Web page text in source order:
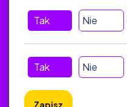
Tak Nie
Tak Nie
Zapisz